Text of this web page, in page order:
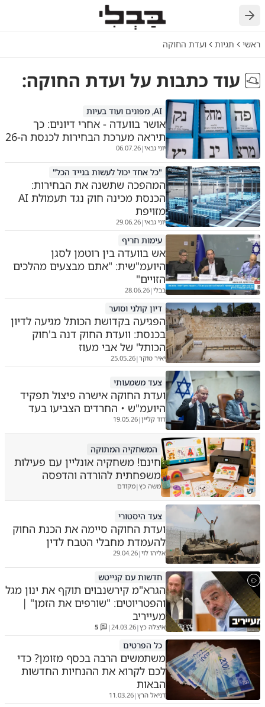
חזרה
ראשי תגיות ועדת החוקה
עוד כתבות על ועדת החוקה:
AI, מפונים ועוד בעיות
אושר בוועדה - אחרי דיונים: כך
תיראה מערכת הבחירות לכנסת ה-26
יוני גבאי|
06.07.26
"כל אחד יכול לעשות בנייד הכל"
המהפכה שתשנה את הבחירות:
הכנסת מכינה חוק נגד תעמולת AI
מזויפת
יוני גבאי|
29.06.26
עימות חריף
אש בוועדה בין רוטמן לסגן
היועמ"שית: "אתם מבצעים מהלכים
הזויים"
בבלי|
28.06.26
דיון קולני וסוער
הפגיעה בקדושת הכותל מגיעה לדיון
בכנסת: וועדת החוק דנה ב'חוק
הכותל' של אבי מעוז
יאיר טוקר|
25.05.26
צעד משמעותי
ועדת החוקה אישרה פיצול תפקיד
היועמ"ש • החרדים הצביעו בעד
דוד קליין|
19.05.26
ש
המשחקיה המתוקה
חינם! משחקיה אונליין עם פעילות
משפחתית להורדה והדפסה
משה כץ|מקודם
צעד היסטורי
ועדת החוקה סיימה את הכנת החוק
להעמדת מחבלי הטבח לדין
אליהו לוי|
29.04.26
חדשות עם קנייטש
הגרא"מ קירשנבוים תוקף את ינון מגל
והפטריוטים: "שורפים את הזמן" |
מעייריב
איצלה כץ|
24.03.26
|
5
כל הפרטים
משתמשים הרבה בכסף מזומן? כדי
לכם לקרוא את ההנחיות החדשות
הבאות
דניאל הרץ|
11.03.26